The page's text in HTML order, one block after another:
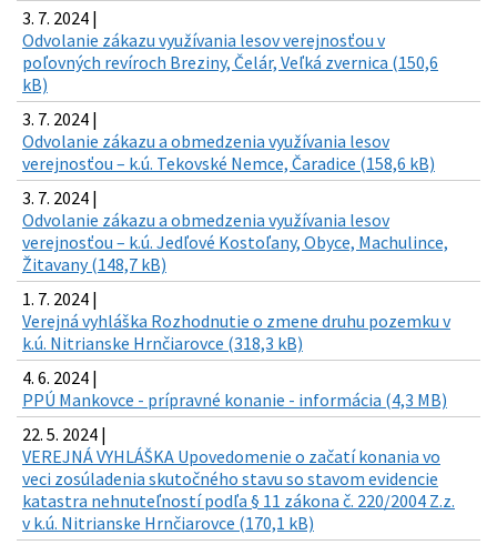
3. 7. 2024 |
Odvolanie zákazu využívania lesov verejnosťou v
poľovných revíroch Breziny, Čelár, Veľká zvernica (150,6
kB)
3. 7. 2024 |
Odvolanie zákazu a obmedzenia využívania lesov
verejnosťou – k.ú. Tekovské Nemce, Čaradice (158,6 kB)
3. 7. 2024 |
Odvolanie zákazu a obmedzenia využívania lesov
verejnosťou – k.ú. Jedľové Kostoľany, Obyce, Machulince,
Žitavany (148,7 kB)
1. 7. 2024 |
Verejná vyhláška Rozhodnutie o zmene druhu pozemku v
k.ú. Nitrianske Hrnčiarovce (318,3 kB)
4. 6. 2024 |
PPÚ Mankovce - prípravné konanie - informácia (4,3 MB)
22. 5. 2024 |
VEREJNÁ VYHLÁŠKA Upovedomenie o začatí konania vo
veci zosúladenia skutočného stavu so stavom evidencie
katastra nehnuteľností podľa § 11 zákona č. 220/2004 Z.z.
v k.ú. Nitrianske Hrnčiarovce (170,1 kB)